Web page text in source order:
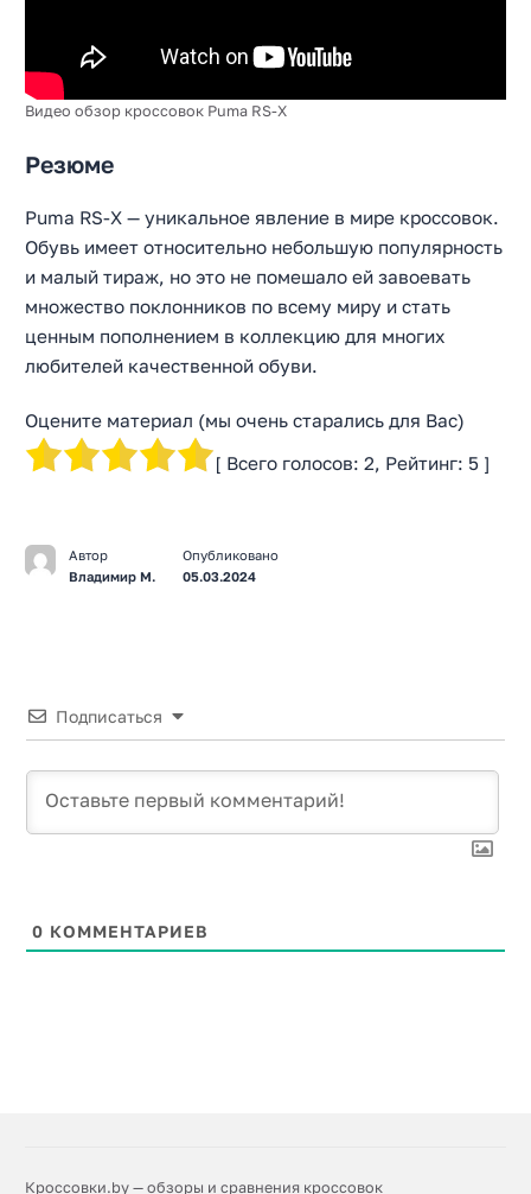
Видео обзор кроссовок Puma RS-X
Резюме
Puma RS-X — уникальное явление в мире кроссовок.
Обувь имеет относительно небольшую популярность
и малый тираж, но это не помешало ей завоевать
множество поклонников по всему миру и стать
ценным пополнением в коллекцию для многих
любителей качественной обуви.
Оцените материал (мы очень старались для Вас)
[ Всего голосов: 2, Рейтинг: 5 ]
Автор
Владимир М.
Опубликовано
05.03.2024
Подписаться
0 КОММЕНТАРИЕВ
Кроссовки.by — обзоры и сравнения кроссовок